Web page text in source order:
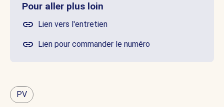
Pour aller plus loin
Lien vers l'entretien
Lien pour commander le numéro
PV